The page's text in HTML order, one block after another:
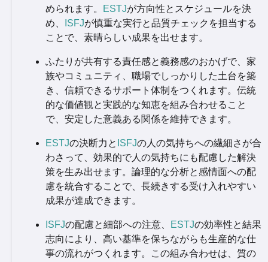
められます。
ESTJが方向性とスケジュールを決
め、
ISFJが慎重な実行と品質チェックを担当する
ことで、素晴らしい成果を出せます。
ふたりが共有する責任感と義務感のおかげで、家
族やコミュニティ、職場でしっかりした土台を築
き、信頼できるサポート体制をつくれます。伝統
的な価値観と実践的な知恵を組み合わせること
で、安定した意義ある関係を維持できます。
ESTJの決断力と ISFJの人の気持ちへの繊細さが合
わさって、効果的で人の気持ちにも配慮した解決
策を生み出せます。論理的な分析と感情面への配
慮を統合することで、長続きする受け入れやすい
成果が達成できます。
ISFJの配慮と細部への注意、 ESTJの効率性と結果
志向により、高い基準を保ちながらも生産的な仕
事の流れがつくれます。この組み合わせは、質の